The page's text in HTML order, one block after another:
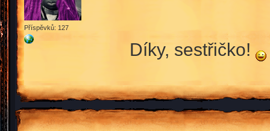
Příspěvků: 127
Díky, sestřičko!